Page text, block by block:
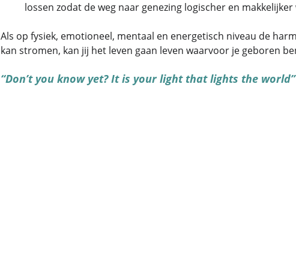
lossen zodat de weg naar genezing logischer en
Als op fysiek, emotioneel, mentaal en energetisch niveau de
kan stromen, kan jij het leven gaan leven waarvoor je geboren
“Don’t you know yet? It is your light that lights the